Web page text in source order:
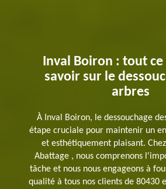
Inval Boiron : tout
savoir sur le
arbres
À Inval Boiron, le dessouchage
étape cruciale pour maintenir un
et esthétiquement plaisant.
Abattage , nous comprenons
tâche et nous nous engageons à
qualité à tous nos clients de 80430